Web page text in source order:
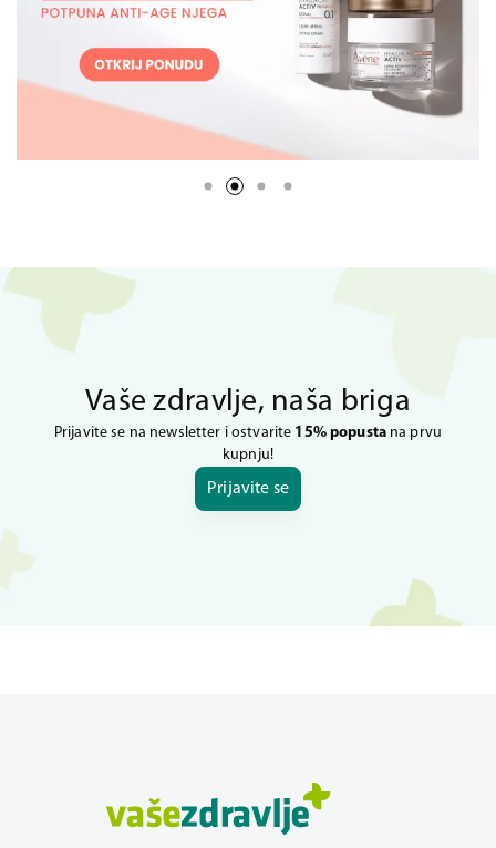
Vaše zdravlje, naša briga
Prijavite se na newsletter i ostvarite 15% popustana prvu
kupnju!
Prijavite se